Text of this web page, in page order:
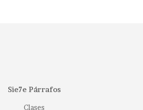
Sie7e Párrafos
Clases